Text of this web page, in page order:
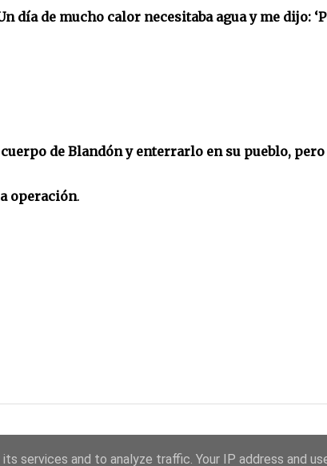
día de mucho calor necesitaba agua y me dijo:
de Blandón y enterrarlo en su pueblo, pero
operación.
services and to analyze traffic. Your IP address and